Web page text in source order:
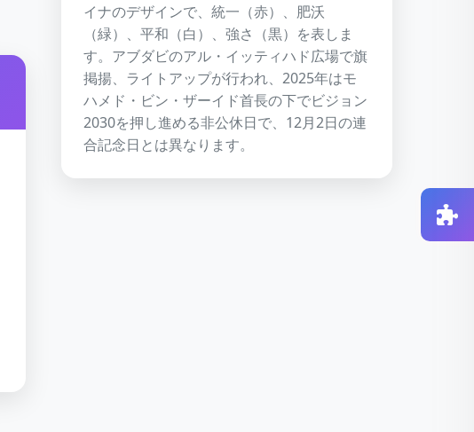
イナのデザインで、統一（赤）、肥沃
（緑）、平和（白）、強さ（黒）を表しま
す。アブダビのアル・イッティハド広場で旗
掲揚、ライトアップが行われ、2025年はモ
ハメド・ビン・ザーイド首長の下でビジョン
2030を押し進める非公休日で、12月2日の連
合記念日とは異なります。